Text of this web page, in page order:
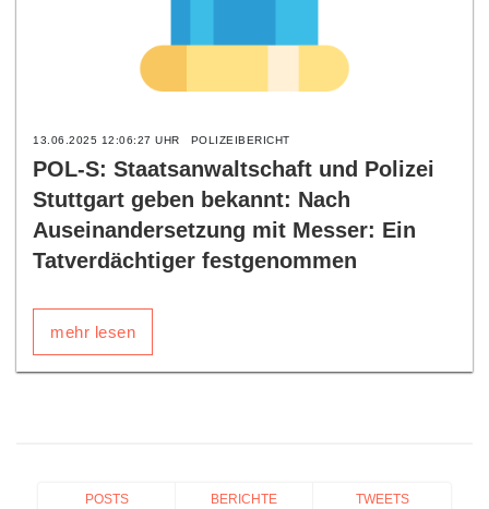
13.06.2025 12:06:27 UHR POLIZEIBERICHT
POL-S: Staatsanwaltschaft und Polizei
Stuttgart geben bekannt: Nach
Auseinandersetzung mit Messer: Ein
Tatverdächtiger festgenommen
mehr lesen
POSTS BERICHTE TWEETS